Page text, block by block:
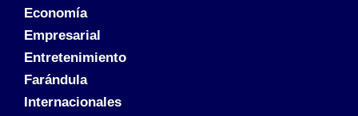
Economía
Empresarial
Entretenimiento
Farándula
Internacionales